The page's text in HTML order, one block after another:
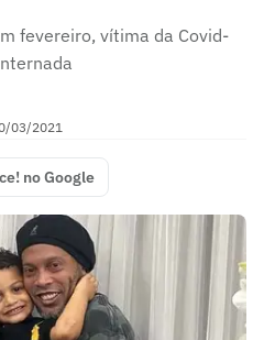
fevereiro, vítima da Covid-
03/2021
no Google